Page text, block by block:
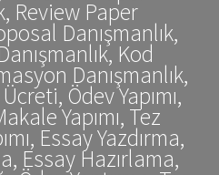
Review Paper
Danışmanlık,
Kod
Danışmanlık,
Ödev Yapımı,
Yapımı, Tez
Essay Yazdırma,
Essay Hazırlama,